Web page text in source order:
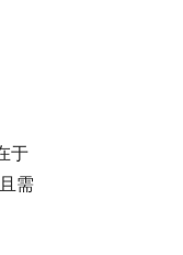
于
需